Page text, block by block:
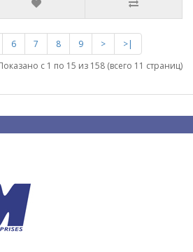
6 7 8 9 >
>|
с 1 по 15 из 158 (всего 11 страниц)